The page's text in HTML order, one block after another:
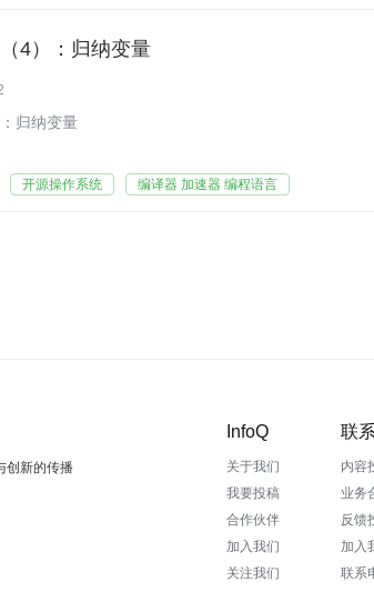
4）：归纳变量
归纳变量
开源操作系统 编译器 加速器 编程语言
创新的传播
InfoQ
关于我们
我要投稿
合作伙伴
加入我们
关注我们
联
内容
业务
反馈
加入
联系